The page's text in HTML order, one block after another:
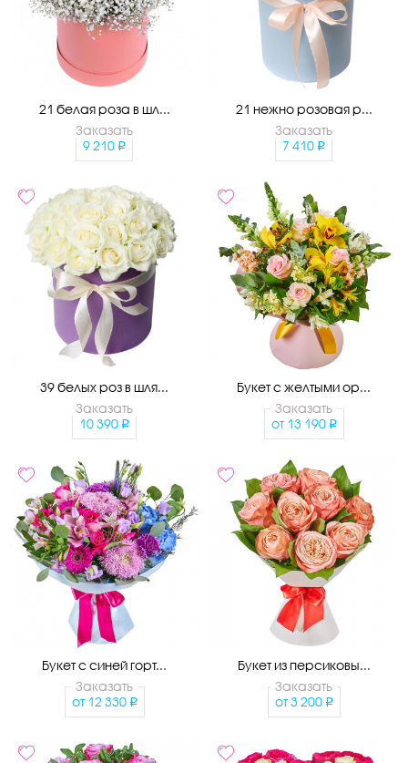
21 белая роза в шл...
Заказать
9 210
21 нежно розовая р...
Заказать
7 410
39 белых роз в шля...
Заказать
10 390
Букет с желтыми ор...
Заказать
от 13 190
Букет с синей горт...
Заказать
от 12 330
Букет из персиковы...
Заказать
от 3 200